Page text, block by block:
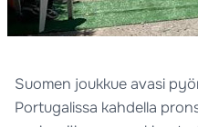
Suomen joukkue avasi
Portugalissa kahdella